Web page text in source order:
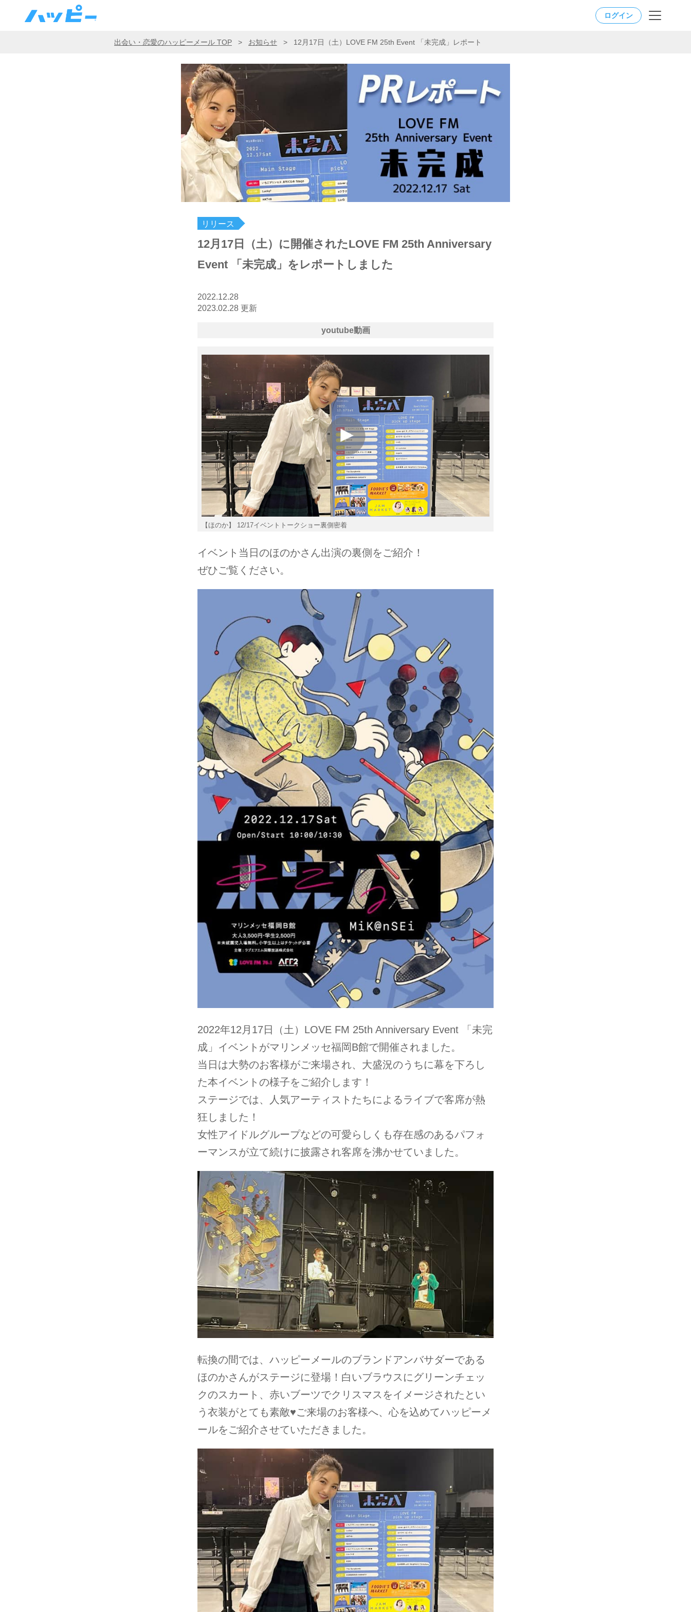
ログイン
出会い・恋愛のハッピーメール TOP > お知らせ > 12月17日（土）LOVE FM 25th Event 「未完成」レポート
リリース
12月17日（土）に開催されたLOVE FM 25th Anniversary
Event 「未完成」をレポートしました
2022.12.28
2023.02.28 更新
youtube動画
【ほのか】 12/17イベントトークショー裏側密着
イベント当日のほのかさん出演の裏側をご紹介！
ぜひご覧ください。
2022年12月17日（土）LOVE FM 25th Anniversary Event 「未完
成」イベントがマリンメッセ福岡B館で開催されました。
当日は大勢のお客様がご来場され、大盛況のうちに幕を下ろし
た本イベントの様子をご紹介します！
ステージでは、人気アーティストたちによるライブで客席が熱
狂しました！
女性アイドルグループなどの可愛らしくも存在感のあるパフォ
ーマンスが立て続けに披露され客席を沸かせていました。
転換の間では、ハッピーメールのブランドアンバサダーである
ほのかさんがステージに登場！白いブラウスにグリーンチェッ
クのスカート、赤いブーツでクリスマスをイメージされたとい
う衣装がとても素敵♥ご来場のお客様へ、心を込めてハッピーメ
ールをご紹介させていただきました。